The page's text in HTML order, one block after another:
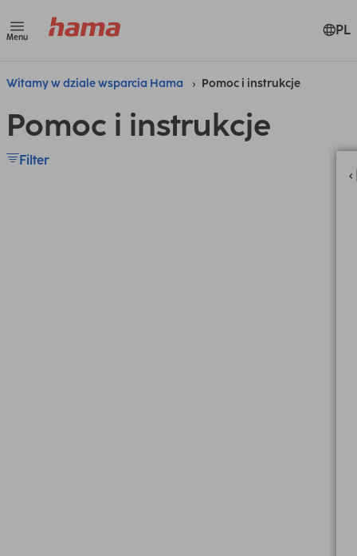
Menu PL
Witamy w dziale wsparcia Hama Pomoc i instrukcje
Pomoc i instrukcje
Filter